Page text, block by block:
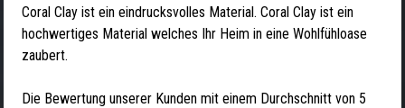
Coral Clay ist ein eindrucksvolles Material. Coral Clay ist ein
hochwertiges Material welches Ihr Heim in eine Wohlfühloase
zaubert.
Die Bewertung unserer Kunden mit einem Durchschnitt von 5